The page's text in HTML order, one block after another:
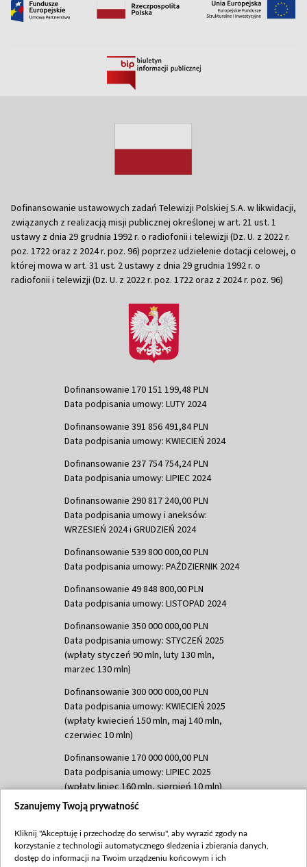
Dofinansowanie ustawowych zadań Telewizji Polskiej S.A. w likwidacji,
związanych z realizacją misji publicznej określonej w art. 21 ust. 1
ustawy z dnia 29 grudnia 1992 r. o radiofonii i telewizji (Dz. U. z 2022 r.
poz. 1722 oraz z 2024 r. poz. 96) poprzez udzielenie dotacji celowej, o
której mowa w art. 31 ust. 2 ustawy z dnia 29 grudnia 1992 r. o
radiofonii i telewizji (Dz. U. z 2022 r. poz. 1722 oraz z 2024 r. poz. 96)
Dofinansowanie 170 151 199,48 PLN
Data podpisania umowy: LUTY 2024
Dofinansowanie 391 856 491,84 PLN
Data podpisania umowy: KWIECIEŃ 2024
Dofinansowanie 237 754 754,24 PLN
Data podpisania umowy: LIPIEC 2024
Dofinansowanie 290 817 240,00 PLN
Data podpisania umowy i aneksów:
WRZESIEŃ 2024 i GRUDZIEŃ 2024
Dofinansowanie 539 800 000,00 PLN
Data podpisania umowy: PAŹDZIERNIK 2024
Dofinansowanie 49 848 800,00 PLN
Data podpisania umowy: LISTOPAD 2024
Dofinansowanie 350 000 000,00 PLN
Data podpisania umowy: STYCZEŃ 2025
(wpłaty styczeń 90 mln, luty 130 mln,
marzec 130 mln)
Dofinansowanie 300 000 000,00 PLN
Data podpisania umowy: KWIECIEŃ 2025
(wpłaty kwiecień 150 mln, maj 140 mln,
czerwiec 10 mln)
Dofinansowanie 170 000 000,00 PLN
Data podpisania umowy: LIPIEC 2025
(wpłaty lipiec 160 mln, sierpień 10 mln)
Dofinansowanie 60 000 000,00 PLN
(wpłata wrzesień 60 mln)
Dofinansowanie 635 783 051,21 PLN
Szanujemy Twoją prywatność
Kliknij "Akceptuję i przechodzę do serwisu", aby wyrazić zgody na
korzystanie z technologii automatycznego śledzenia i zbierania danych,
dostęp do informacji na Twoim urządzeniu końcowym i ich